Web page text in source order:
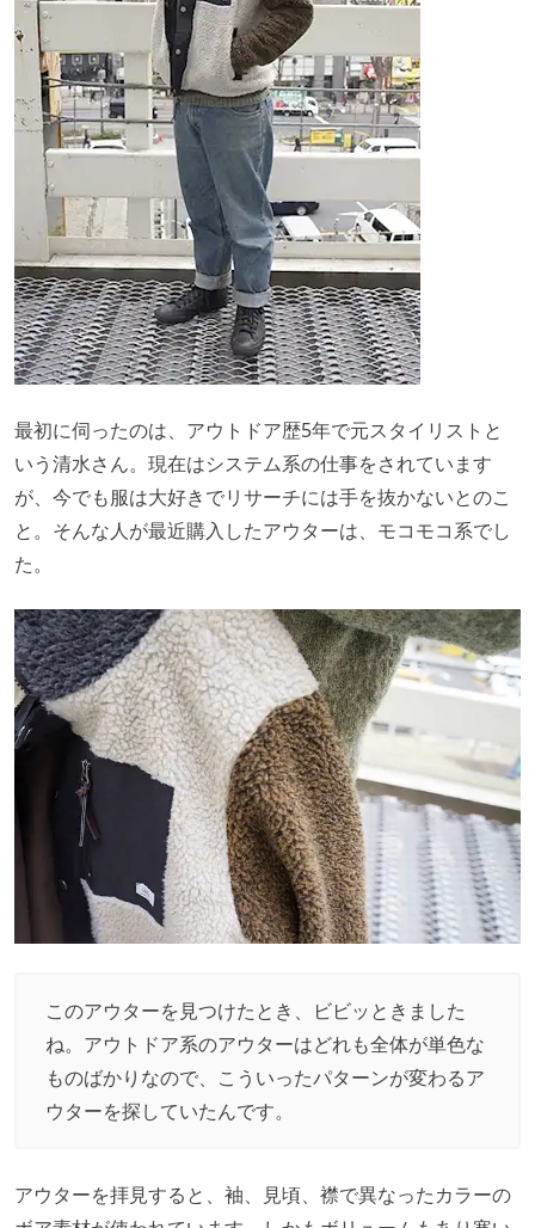
最初に伺ったのは、アウトドア歴5年で元スタイリストと
いう清水さん。現在はシステム系の仕事をされています
が、今でも服は大好きでリサーチには手を抜かないとのこ
と。そんな人が最近購入したアウターは、モコモコ系でし
た。
このアウターを見つけたとき、ビビッときました
ね。アウトドア系のアウターはどれも全体が単色な
ものばかりなので、こういったパターンが変わるア
ウターを探していたんです。
アウターを拝見すると、袖、見頃、襟で異なったカラーの